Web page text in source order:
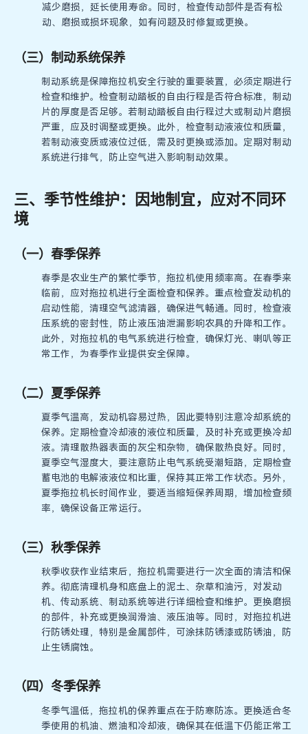
减少磨损，延长使用寿命。同时，检查传动部件是否有松
动、磨损或损坏现象，如有问题及时修复或更换。
（三）制动系统保养
制动系统是保障拖拉机安全行驶的重要装置，必须定期进行
检查和维护。检查制动踏板的自由行程是否符合标准，制动
片的厚度是否足够。若制动踏板自由行程过大或制动片磨损
严重，应及时调整或更换。此外，检查制动液液位和质量，
若制动液变质或液位过低，需及时更换或添加。定期对制动
系统进行排气，防止空气进入影响制动效果。
三、季节性维护：因地制宜，应对不同环
境
（一）春季保养
春季是农业生产的繁忙季节，拖拉机使用频率高。在春季来
临前，应对拖拉机进行全面检查和保养。重点检查发动机的
启动性能，清理空气滤清器，确保进气畅通。同时，检查液
压系统的密封性，防止液压油泄漏影响农具的升降和工作。
此外，对拖拉机的电气系统进行检查，确保灯光、喇叭等正
常工作，为春季作业提供安全保障。
（二）夏季保养
夏季气温高，发动机容易过热，因此要特别注意冷却系统的
保养。定期检查冷却液的液位和质量，及时补充或更换冷却
液。清理散热器表面的灰尘和杂物，确保散热良好。同时，
夏季空气湿度大，要注意防止电气系统受潮短路，定期检查
蓄电池的电解液液位和比重，保持其正常工作状态。另外，
夏季拖拉机长时间作业，要适当缩短保养周期，增加检查频
率，确保设备正常运行。
（三）秋季保养
秋季收获作业结束后，拖拉机需要进行一次全面的清洁和保
养。彻底清理机身和底盘上的泥土、杂草和油污，对发动
机、传动系统、制动系统等进行详细检查和维护。更换磨损
的部件，补充或更换润滑油、液压油等。同时，对拖拉机进
行防锈处理，特别是金属部件，可涂抹防锈漆或防锈油，防
止生锈腐蚀。
（四）冬季保养
冬季气温低，拖拉机的保养重点在于防寒防冻。更换适合冬
季使用的机油、燃油和冷却液，确保其在低温下仍能正常工